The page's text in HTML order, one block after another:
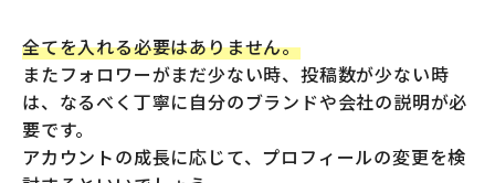
全てを入れる必要はありません。
またフォロワーがまだ少ない時、投稿数が少ない時
は、なるべく丁寧に自分のブランドや会社の説明が必
要です。
アカウントの成長に応じて、プロフィールの変更を検